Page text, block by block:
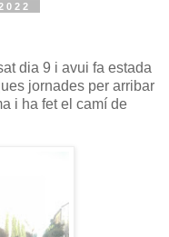
dia 9 i avui fa estada
jornades per arribar
i ha fet el camí de